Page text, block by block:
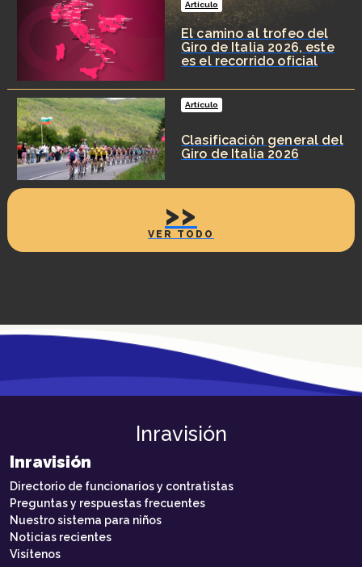
El camino al trofeo del
Giro de Italia 2026, este
es el recorrido oficial
Artículo
Clasificación general del
Giro de Italia 2026
Artículo
>>
VER TODO
Inravisión
Inravisión
Directorio de funcionarios y contratistas
Preguntas y respuestas frecuentes
Nuestro sistema para niños
Noticias recientes
Visítenos